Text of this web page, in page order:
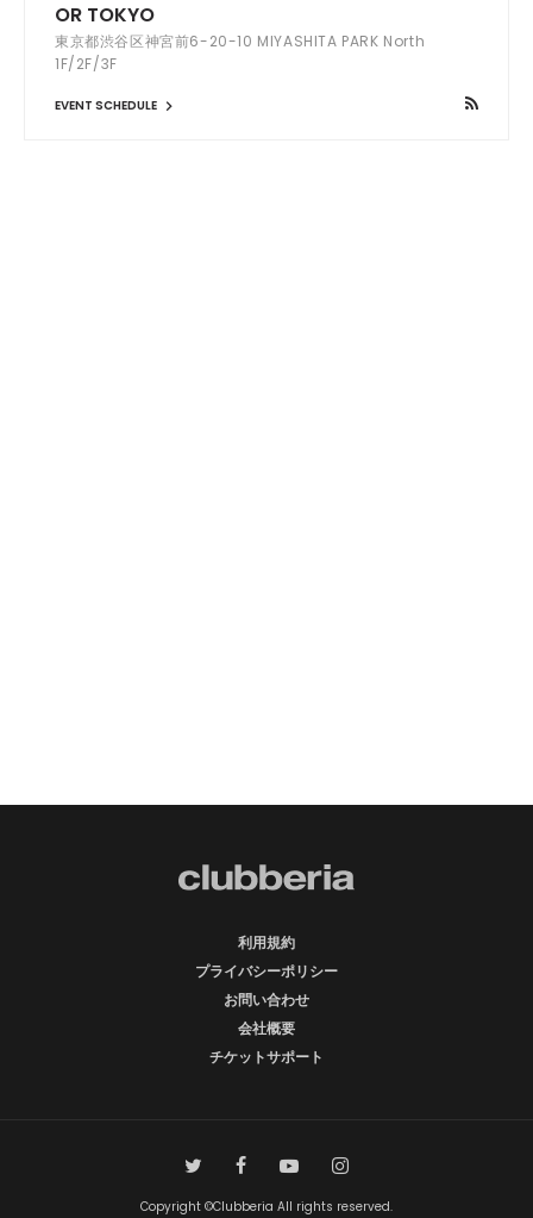
OR TOKYO
東京都渋谷区神宮前6-20-10 MIYASHITA PARK North
1F/2F/3F
EVENT SCHEDULE
利用規約
プライバシーポリシー
お問い合わせ
会社概要
チケットサポート
Copyright ©Clubberia All rights reserved.